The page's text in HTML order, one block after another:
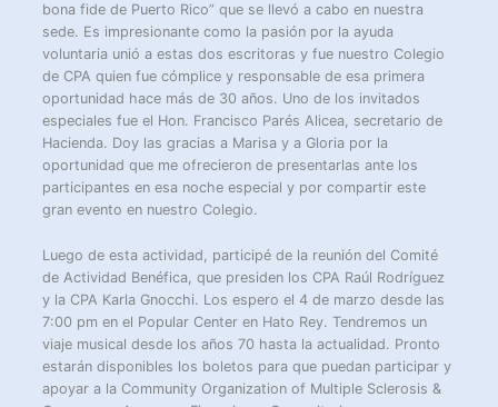
bona fide de Puerto Rico” que se llevó a cabo en nuestra
sede. Es impresionante como la pasión por la ayuda
voluntaria unió a estas dos escritoras y fue nuestro Colegio
de CPA quien fue cómplice y responsable de esa primera
oportunidad hace más de 30 años. Uno de los invitados
especiales fue el Hon. Francisco Parés Alicea, secretario de
Hacienda. Doy las gracias a Marisa y a Gloria por la
oportunidad que me ofrecieron de presentarlas ante los
participantes en esa noche especial y por compartir este
gran evento en nuestro Colegio.
Luego de esta actividad, participé de la reunión del Comité
de Actividad Benéfica, que presiden los CPA Raúl Rodríguez
y la CPA Karla Gnocchi. Los espero el 4 de marzo desde las
7:00 pm en el Popular Center en Hato Rey. Tendremos un
viaje musical desde los años 70 hasta la actualidad. Pronto
estarán disponibles los boletos para que puedan participar y
apoyar a la Community Organization of Multiple Sclerosis &